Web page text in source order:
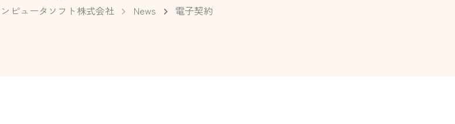
ピュータソフト株式会社 News 電子契約